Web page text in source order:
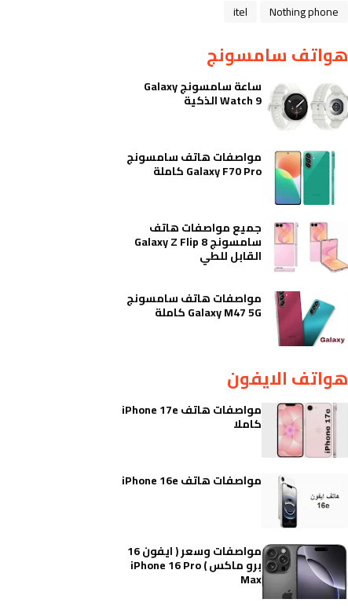
Nothing phone
itel
هواتف سامسونج
ساعة سامسونج Galaxy
Watch 9 الذكية
مواصفات هاتف سامسونج
Galaxy F70 Pro كاملة
جميع مواصفات هاتف
سامسونج Galaxy Z Flip 8
القابل للطي
مواصفات هاتف سامسونج
Galaxy M47 5G كاملة
هواتف الايفون
مواصفات هاتف iPhone 17e
كاملا
مواصفات هاتف iPhone 16e
مواصفات وسعر ( ايفون 16
برو ماكس ) iPhone 16 Pro
Max